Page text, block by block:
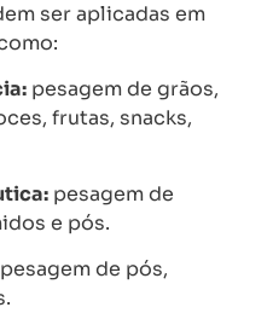
ser aplicadas em
pesagem de grãos,
frutas, snacks,
pesagem de
e pós.
pesagem de pós,